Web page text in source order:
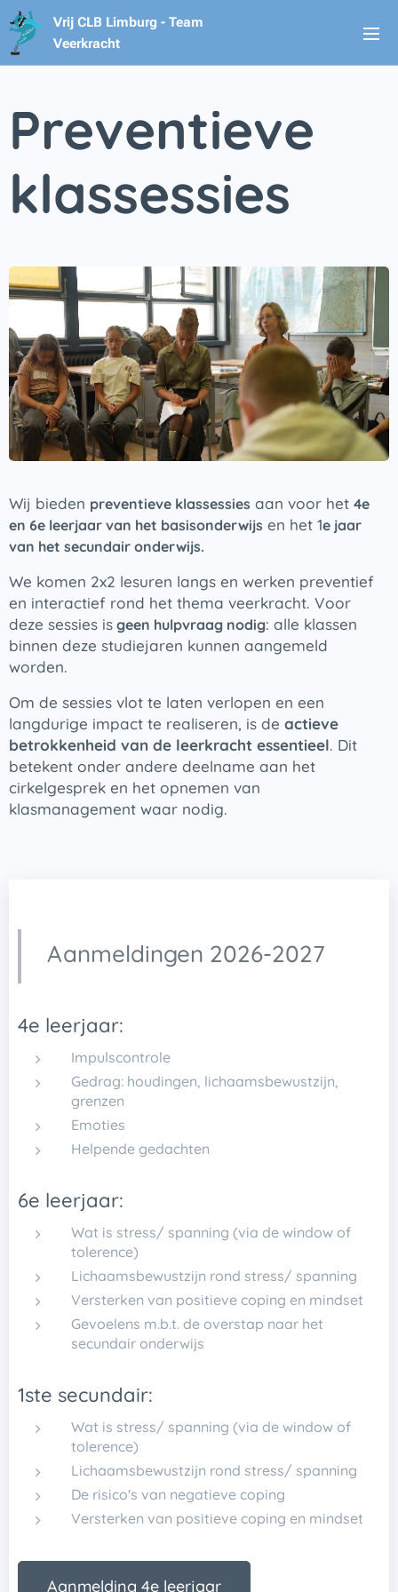
Vrij CLB Limburg - Team
Veerkracht
Preventieve
klassessies
Wij bieden preventieve klassessies aan voor het 4e
en 6e leerjaar van het basisonderwijs en het 1e jaar
van het secundair onderwijs.
We komen 2x2 lesuren langs en werken preventief
en interactief rond het thema veerkracht. Voor
deze sessies is geen hulpvraag nodig: alle klassen
binnen deze studiejaren kunnen aangemeld
worden.
Om de sessies vlot te laten verlopen en een
langdurige impact te realiseren, is de actieve
betrokkenheid van de leerkracht essentieel. Dit
betekent onder andere deelname aan het
cirkelgesprek en het opnemen van
klasmanagement waar nodig.
Aanmeldingen 2026-2027
4e leerjaar:
Impulscontrole
Gedrag: houdingen, lichaamsbewustzijn,
grenzen
Emoties
Helpende gedachten
6e leerjaar:
Wat is stress/ spanning (via de window of
tolerence)
Lichaamsbewustzijn rond stress/ spanning
Versterken van positieve coping en mindset
Gevoelens m.b.t. de overstap naar het
secundair onderwijs
1ste secundair:
Wat is stress/ spanning (via de window of
tolerence)
Lichaamsbewustzijn rond stress/ spanning
De risico's van negatieve coping
Versterken van positieve coping en mindset
Aanmelding 4e leerjaar